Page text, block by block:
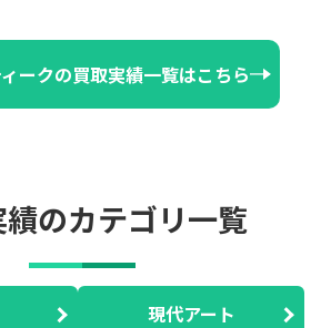
ークの買取実績一覧はこちら
績のカテゴリ一覧
現代アート